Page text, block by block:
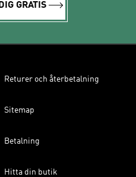
GRATIS
Returer och återbetalning
Sitemap
Betalning
Hitta din butik